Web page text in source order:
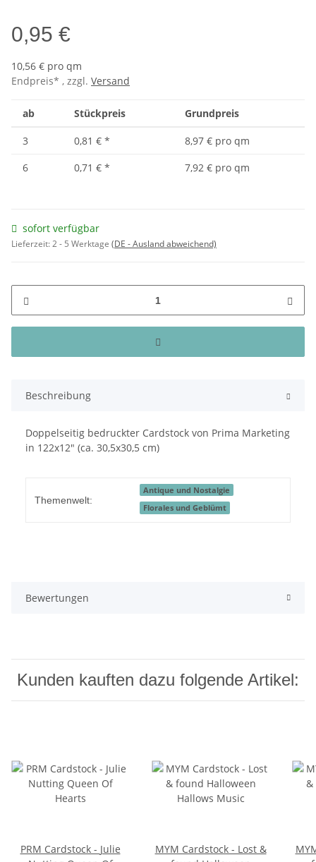
0,95 €
10,56 € pro qm
Endpreis* , zzgl. Versand
ab Stückpreis Grundpreis
3 0,81 € *
8,97 € pro qm
6
0,71 € * 7,92 € pro qm
sofort verfügbar
Lieferzeit:2 - 5 Werktage (DE - Ausland abweichend)
Beschreibung
Doppelseitig bedruckter Cardstock von Prima Marketing
in 122x12" (ca. 30,5x30,5 cm)
Themenwelt:
Antique und Nostalgie
Florales und Geblümt
Bewertungen
Kunden kauften dazu folgende Artikel:
PRM Cardstock - Julie
MYM Cardstock - Lost &